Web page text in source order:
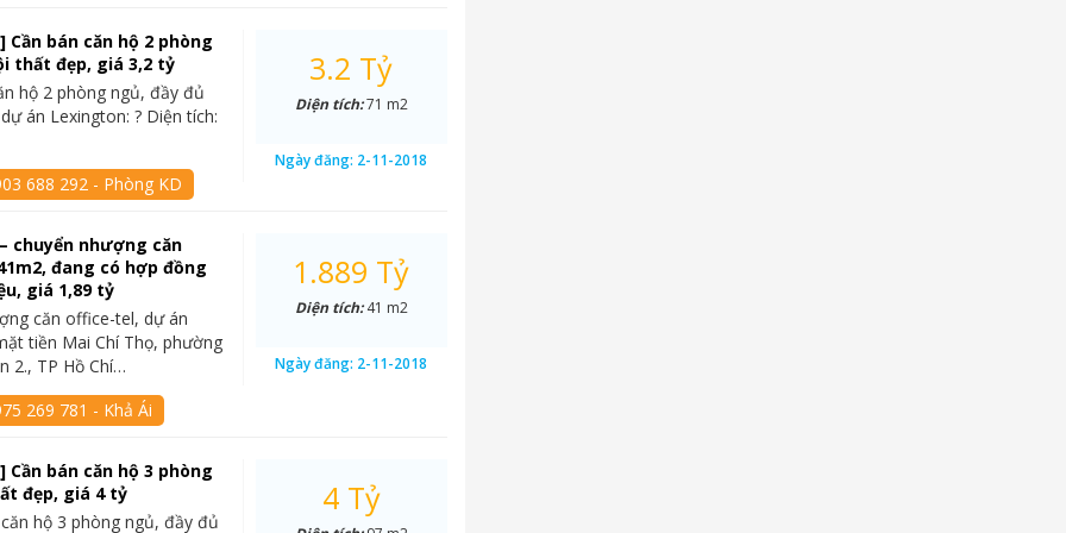
bán căn hộ 2 phòng
thất đẹp, giá 3,2 tỷ
hộ 2 phòng ngủ, đầy đủ
án Lexington: ? Diện tích:
688 292 - Phòng KD
3.2 Tỷ
Diện tích:71 m2
Ngày đăng: 2-11-2018
chuyển nhượng căn
đang có hợp đồng
giá 1,89 tỷ
căn office-tel, dự án
tiền Mai Chí Thọ, phường
2., TP Hồ Chí…
269 781 - Khả Ái
1.889 Tỷ
Diện tích:41 m2
Ngày đăng: 2-11-2018
bán căn hộ 3 phòng
đẹp, giá 4 tỷ
căn hộ 3 phòng ngủ, đầy đủ
4 Tỷ